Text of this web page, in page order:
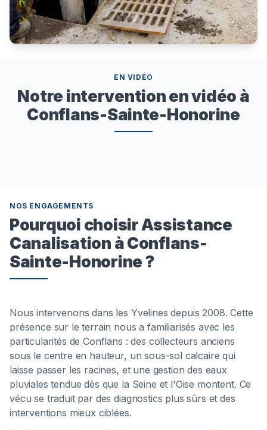
EN VIDÉO
Notre intervention en vidéo à
Conflans-Sainte-Honorine
NOS ENGAGEMENTS
Pourquoi choisir Assistance
Canalisation à Conflans-
Sainte-Honorine ?
Nous intervenons dans les Yvelines depuis 2008. Cette
présence sur le terrain nous a familiarisés avec les
particularités de Conflans : des collecteurs anciens
sous le centre en hauteur, un sous-sol calcaire qui
laisse passer les racines, et une gestion des eaux
pluviales tendue dès que la Seine et l'Oise montent. Ce
vécu se traduit par des diagnostics plus sûrs et des
interventions mieux ciblées.